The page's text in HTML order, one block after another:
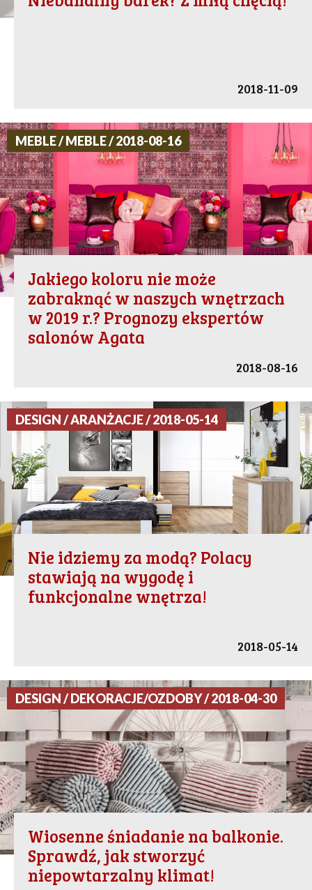
2018-11-09
MEBLE / MEBLE / 2018-08-16
Jakiego koloru nie może
zabraknąć w naszych wnętrzach
w 2019 r.? Prognozy ekspertów
salonów Agata
2018-08-16
DESIGN / ARANŻACJE / 2018-05-14
Nie idziemy za modą? Polacy
stawiają na wygodę i
funkcjonalne wnętrza!
2018-05-14
DESIGN / DEKORACJE/OZDOBY / 2018-04-30
Wiosenne śniadanie na balkonie.
Sprawdź, jak stworzyć
niepowtarzalny klimat!